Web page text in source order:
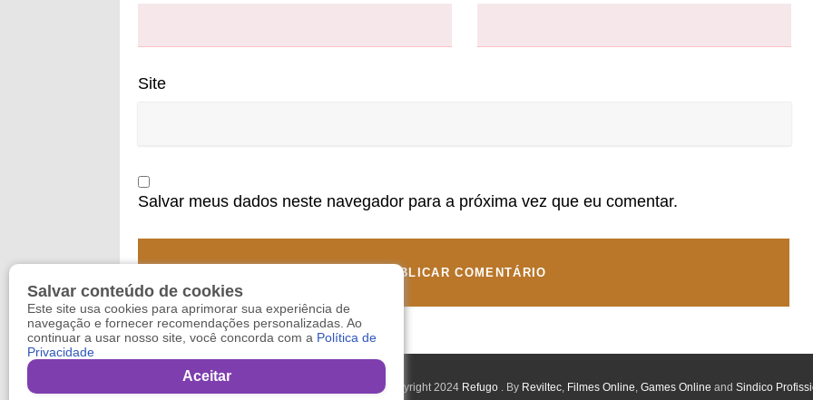
Site
Salvar meus dados neste navegador para a próxima vez que eu comentar.
Copyright 2024 Refugo . By Reviltec, Filmes Online, Games Online and Sindico
Salvar conteúdo de cookies
Este site usa cookies para aprimorar sua experiência de
navegação e fornecer recomendações personalizadas. Ao
continuar a usar nosso site, você concorda com a Política de
Privacidade
Aceitar